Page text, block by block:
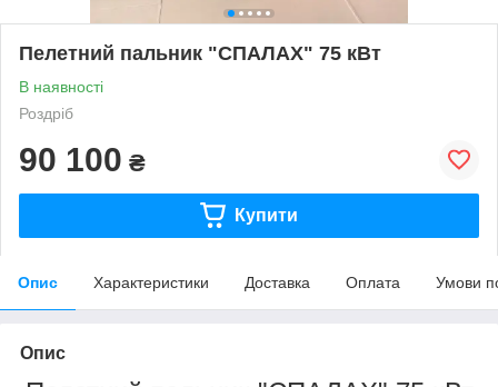
Пелетний пальник "СПАЛАХ" 75 кВт
В наявності
Роздріб
90 100 ₴
Купити
Опис Характеристики Доставка Оплата Умови
Опис